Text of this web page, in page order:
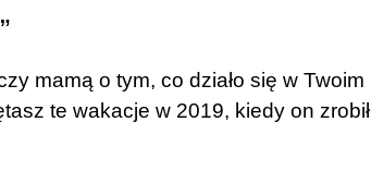
mamą o tym, co działo się w Twoim
te wakacje w 2019, kiedy on zrobił